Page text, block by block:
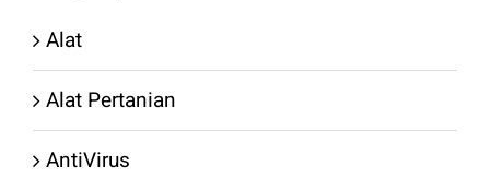
Alat
Alat Pertanian
AntiVirus